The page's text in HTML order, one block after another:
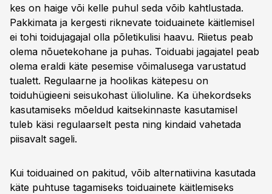
kes on haige või kelle puhul seda võib kahtlustada.
Pakkimata ja kergesti riknevate toiduainete käitlemisel
ei tohi toidujagajal olla põletikulisi haavu. Riietus peab
olema nõuetekohane ja puhas. Toiduabi jagajatel peab
olema eraldi käte pesemise võimalusega varustatud
tualett. Regulaarne ja hoolikas kätepesu on
toiduhügieeni seisukohast ülioluline. Ka ühekordseks
kasutamiseks mõeldud kaitsekinnaste kasutamisel
tuleb käsi regulaarselt pesta ning kindaid vahetada
piisavalt sageli.
Kui toiduained on pakitud, võib alternatiivina kasutada
käte puhtuse tagamiseks toiduainete käitlemiseks